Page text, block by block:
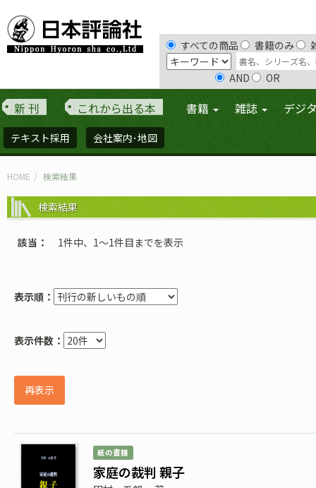
すべての商品 書籍のみ
AND OR
新 刊 これから出る本 書籍 雑誌 デジ
テキスト採用 会社案内･地図
HOME 検索結果
検索結果
該当 1件中、1〜1件目までを表示
表示順：
表示件数：
再表示
紙の書籍
家庭の裁判 親子